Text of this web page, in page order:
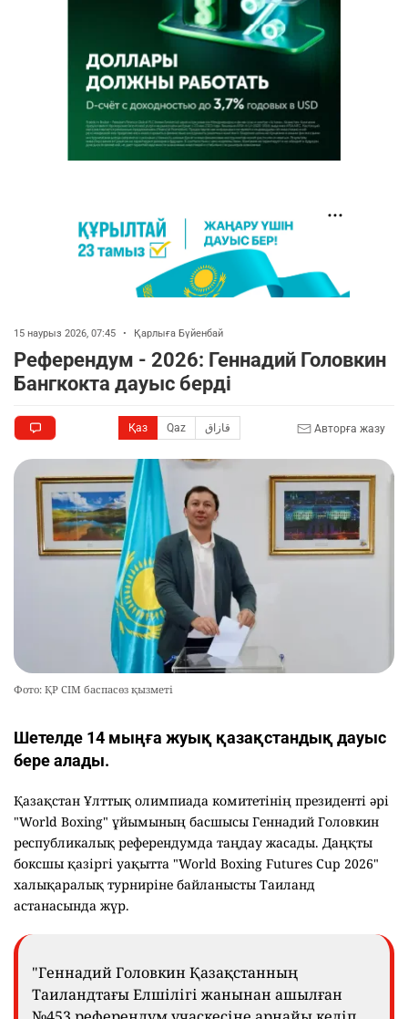
15 наурыз 2026, 07:45 • Қарлыға Бүйенбай
Референдум - 2026: Геннадий Головкин
Бангкокта дауыс берді
Қаз Qaz قازاق Авторға жазу
Фото: ҚР СІМ баспасөз қызметі
Шетелде 14 мыңға жуық қазақстандық дауыс
бере алады.
Қазақстан Ұлттық олимпиада комитетінің президенті әрі
"World Boxing" ұйымының басшысы Геннадий Головкин
республикалық референдумда таңдау жасады. Даңқты
боксшы қазіргі уақытта "World Boxing Futures Cup 2026"
халықаралық турниріне байланысты Таиланд
астанасында жүр.
"Геннадий Головкин Қазақстанның
Таиландтағы Елшілігі жанынан ашылған